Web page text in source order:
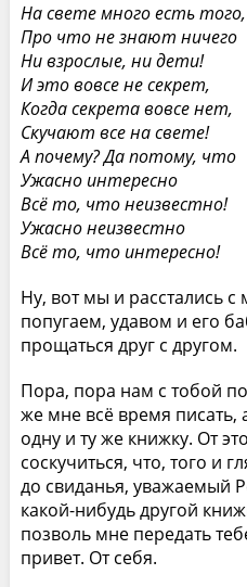
На свете много есть того,
Про что не знают ничего
Ни взрослые, ни дети!
И это вовсе не секрет,
Когда секрета вовсе нет,
Скучают все на свете!
А почему? Да потому, что
Ужасно интересно
Всё то, что неизвестно!
Ужасно неизвестно
Всё то, что интересно!
Ну, вот мы и расстались
попугаем, удавом и его
прощаться друг с другом.
Пора, пора нам с тобой
же мне всё время писать,
одну и ту же книжку. От
соскучиться, что, того и
до свиданья, уважаемый
какой-нибудь другой
позволь мне передать
привет. От себя.